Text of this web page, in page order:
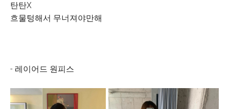
탄탄X
흐물텅해서 무너져야만해
- 레이어드 원피스